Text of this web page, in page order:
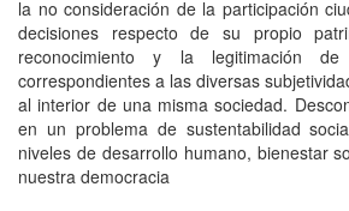
la no consideración de la participación
decisiones respecto de su propio
reconocimiento y la legitimación de
correspondientes a las diversas
al interior de una misma sociedad.
en un problema de sustentabilidad
niveles de desarrollo humano, bienestar
nuestra democracia